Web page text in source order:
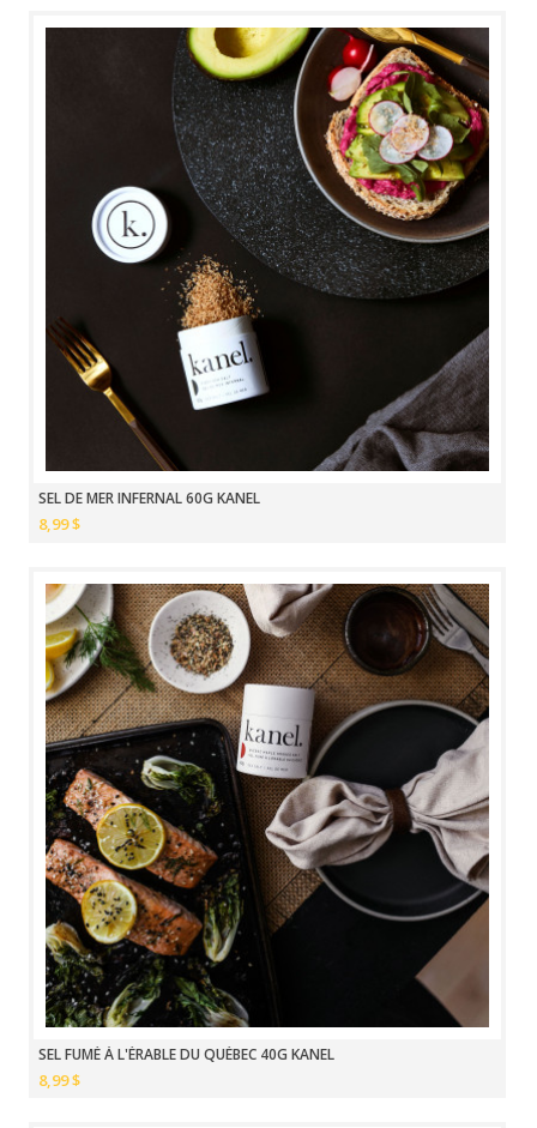
SEL DE MER INFERNAL 60G KANEL
8,99 $
SEL FUMÉ À L'ÉRABLE DU QUÉBEC 40G KANEL
8,99 $